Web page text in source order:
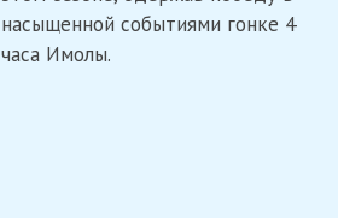
Имолы
после
насыщенной событиями гонке 4
часа Имолы.